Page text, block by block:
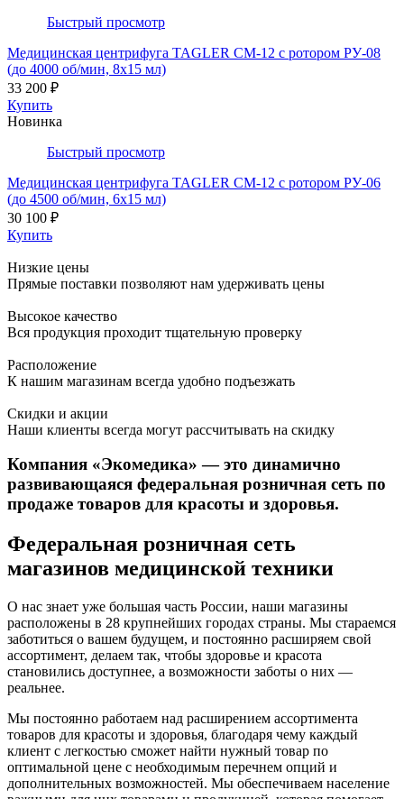
Быстрый просмотр
Медицинская центрифуга TAGLER СМ-12 с ротором РУ-08
(до 4000 об/мин, 8х15 мл)
33 200 ₽
Купить
Новинка
Быстрый просмотр
Медицинская центрифуга TAGLER СМ-12 с ротором РУ-06
(до 4500 об/мин, 6х15 мл)
30 100 ₽
Купить
Низкие цены
Прямые поставки позволяют нам удерживать цены
Высокое качество
Вся продукция проходит тщательную проверку
Расположение
К нашим магазинам всегда удобно подъезжать
Скидки и акции
Наши клиенты всегда могут рассчитывать на скидку
Компания «Экомедика» — это динамично
развивающаяся федеральная розничная сеть по
продаже товаров для красоты и здоровья.
Федеральная розничная сеть
магазинов медицинской техники
О нас знает уже большая часть России, наши магазины
расположены в 28 крупнейших городах страны. Мы стараемся
заботиться о вашем будущем, и постоянно расширяем свой
ассортимент, делаем так, чтобы здоровье и красота
становились доступнее, а возможности заботы о них —
реальнее.
Мы постоянно работаем над расширением ассортимента
товаров для красоты и здоровья, благодаря чему каждый
клиент с легкостью сможет найти нужный товар по
оптимальной цене с необходимым перечнем опций и
дополнительных возможностей. Мы обеспечиваем население